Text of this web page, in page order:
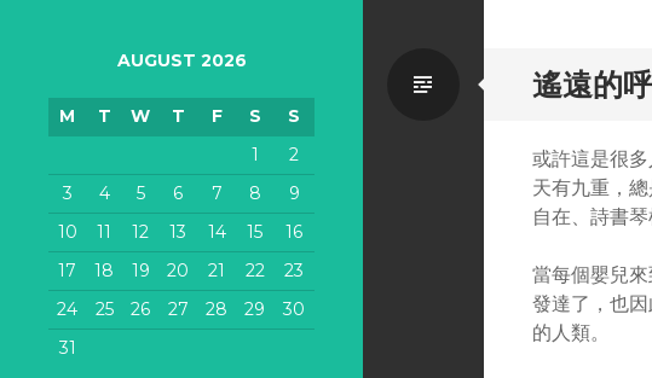
AUGUST 2026
M T W T F S
S
1
2
3
4 5 6 7 8
9
10
11 12 13 14 15
16
17
18 19 20 21 22
23
24
25 26 27 28 29
30
31
遙遠的
Standard
或許這是很
天有九重，
自在、詩書
當每個嬰兒
發達了，也
的人類。